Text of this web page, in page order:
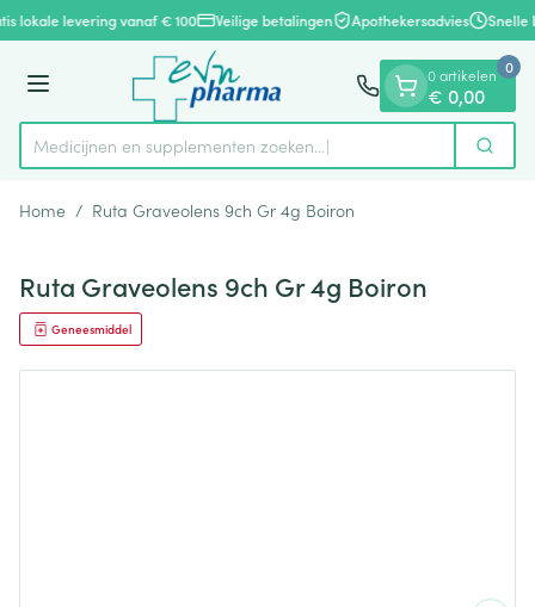
Ga naar de inhoud
1 van 1
lokale levering vanaf € 100 Veilige betalingen Apothekersadvies Snelle
Menu
Product, merk, categorie...
Medicijnen en supplementen zoeken... Zoek
0 artikelen
€ 0,00
0
Home / Ruta Graveolens 9ch Gr 4g Boiron
Ruta Graveolens 9ch Gr 4g Boiron
Geneesmiddel